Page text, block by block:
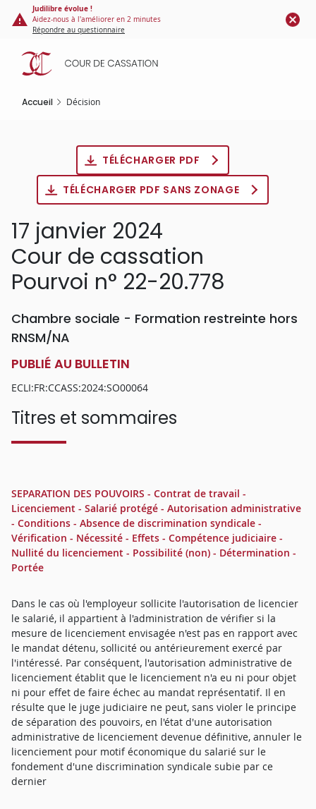
Panneau de gestion des cookies
contenu
principal
Judilibre évolue !
Aidez-nous à l'améliorer en 2 minutes
Répondre au questionnaire
Accueil Décision
TÉLÉCHARGER PDF
TÉLÉCHARGER PDF SANS ZONAGE
17 janvier 2024
Cour de cassation
Pourvoi n° 22-20.778
Chambre sociale - Formation restreinte hors
RNSM/NA
PUBLIÉ AU BULLETIN
ECLI:FR:CCASS:2024:SO00064
Titres et sommaires
SEPARATION DES POUVOIRS - Contrat de travail -
Licenciement - Salarié protégé - Autorisation administrative
- Conditions - Absence de discrimination syndicale -
Vérification - Nécessité - Effets - Compétence judiciaire -
Nullité du licenciement - Possibilité (non) - Détermination -
Portée
Dans le cas où l'employeur sollicite l'autorisation de licencier
le salarié, il appartient à l'administration de vérifier si la
mesure de licenciement envisagée n'est pas en rapport avec
le mandat détenu, sollicité ou antérieurement exercé par
l'intéressé. Par conséquent, l'autorisation administrative de
licenciement établit que le licenciement n'a eu ni pour objet
ni pour effet de faire échec au mandat représentatif. Il en
résulte que le juge judiciaire ne peut, sans violer le principe
de séparation des pouvoirs, en l'état d'une autorisation
administrative de licenciement devenue définitive, annuler le
licenciement pour motif économique du salarié sur le
fondement d'une discrimination syndicale subie par ce
dernier